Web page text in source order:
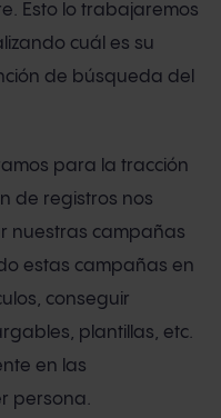
Esto lo trabajaremos
cuál es su
de búsqueda del
para la tracción
de registros nos
nuestras campañas
estas campañas en
conseguir
plantillas, etc.
en las
persona.